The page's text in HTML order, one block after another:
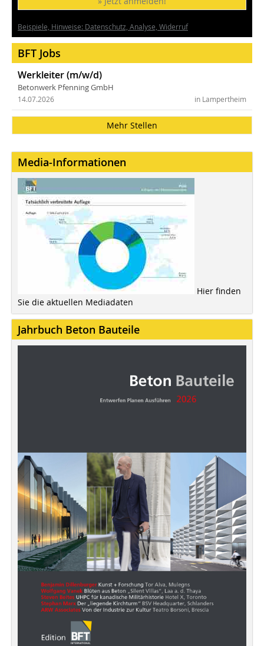
Beispiele, Hinweise: Datenschutz, Analyse, Widerruf
BFT Jobs
Werkleiter (m/w/d)
Betonwerk Pfenning GmbH
in Lampertheim
14.07.2026
Mehr Stellen
Media-Informationen
Hier finden
Sie die aktuellen Mediadaten
Jahrbuch Beton Bauteile